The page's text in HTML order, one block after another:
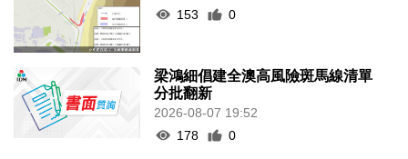
153
0
梁鴻細倡建全澳高風險斑馬線清單
分批翻新
2026-08-07 19:52
178
0